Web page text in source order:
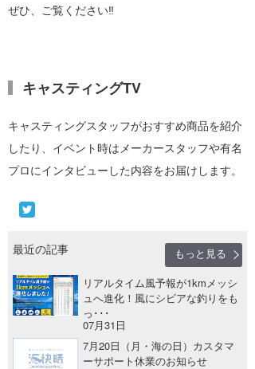
ぜひ、ご覧ください‼
キャスティングTV
キャスティングスタッフがおすすめ商品を紹介
したり、イベント時はメーカースタッフや有名
プロにインタビューした内容をお届けします。
最近の記事
もっと見る
リアルタイム風予報が1kmメッシ
ュへ進化！風にシビアな釣りをも
っ･･･
07月31日
7月20日（月・海の日）カスタマ
ーサポート休業のお知らせ